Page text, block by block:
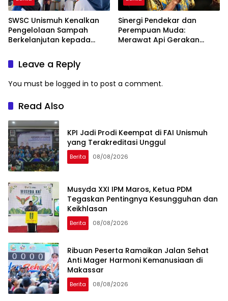
SWSC Unismuh Kenalkan
Pengelolaan Sampah
Berkelanjutan kepada
Visit
Sinergi Pendekar dan
Perempuan Muda:
Merawat Api Gerakan
Leave a Reply
You must be logged in to post a comment.
Read Also
KPI Jadi Prodi Keempat di FAI Unismuh
yang Terakreditasi Unggul
Berita 08/08/2026
Musyda XXI IPM Maros, Ketua PDM
Tegaskan Pentingnya Kesungguhan dan
Keikhlasan
Berita 08/08/2026
Ribuan Peserta Ramaikan Jalan Sehat
Anti Mager Harmoni Kemanusiaan di
Makassar
Berita 08/08/2026